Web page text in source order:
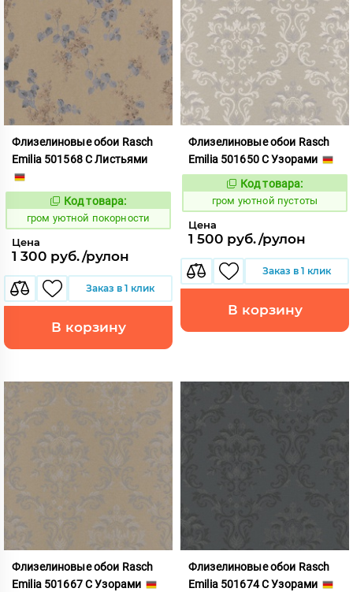
Флизелиновые обои Rasch
Emilia 501568 С Листьями
357572
Код товара:
гром уютной покорности
Цена
1 300 руб./рулон
Заказ в 1 клик
В корзину
Флизелиновые обои Rasch
Emilia 501650 С Узорами
357574
Код товара:
гром уютной пустоты
Цена
1 500 руб./рулон
Заказ в 1 клик
В корзину
Флизелиновые обои Rasch
Emilia 501667 С Узорами
Флизелиновые обои Rasch
Emilia 501674 С Узорами